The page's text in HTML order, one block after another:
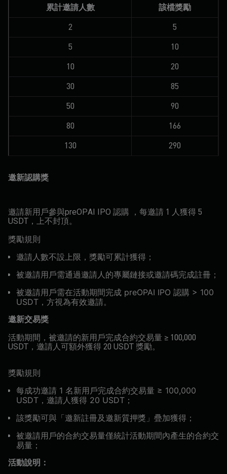
累計邀請人數 該檔獎勵
2 5
5 10
10 20
30 85
50 90
80 166
130 290
邀新認購獎
邀請新用戶參與preOPAI IPO 認購 ，每邀請 1 人獲得 5
USDT，上不封頂。
獎勵規則
邀請人數不設上限，獎勵可累計獲得；
被邀請用戶需通過邀請人的專屬鏈接或邀請碼完成註冊；
被邀請用戶需在活動期間完成 preOPAI IPO 認購 > 100
USDT，方視為有效邀請。
邀新交易獎
活動期間，被邀請的新用戶完成合約交易量 ≥ 100,000
USDT，邀請人可額外獲得 20 USDT 獎勵。
獎勵規則
每成功邀請 1 名新用戶完成合約交易量 ≥ 100,000
USDT，邀請人獲得 20 USDT；
該獎勵可與「邀新註冊及邀新質押獎」疊加獲得；
被邀請用戶的合約交易量僅統計活動期間內產生的合約交
易量；
活動說明：